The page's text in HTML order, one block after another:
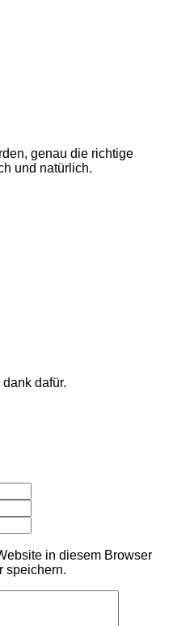
genau die richtige
und natürlich.
dafür.
in diesem Browser
speichern.